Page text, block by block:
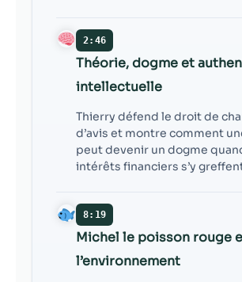
2:46
Théorie, dogme et
intellectuelle
Thierry défend le droit de
d’avis et montre comment
peut devenir un dogme
intérêts financiers s’y
8:19
Michel le poisson rouge
l’environnement